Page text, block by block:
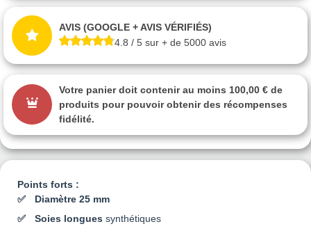
Points forts :
Diamètre 25 mm
Soies longues synthétiques
AVIS (GOOGLE + AVIS VÉRIFIÉS)
4.8 / 5 sur + de 5000 avis
Votre panier doit contenir au moins 100,00 € de
produits pour pouvoir obtenir des récompenses
fidélité.